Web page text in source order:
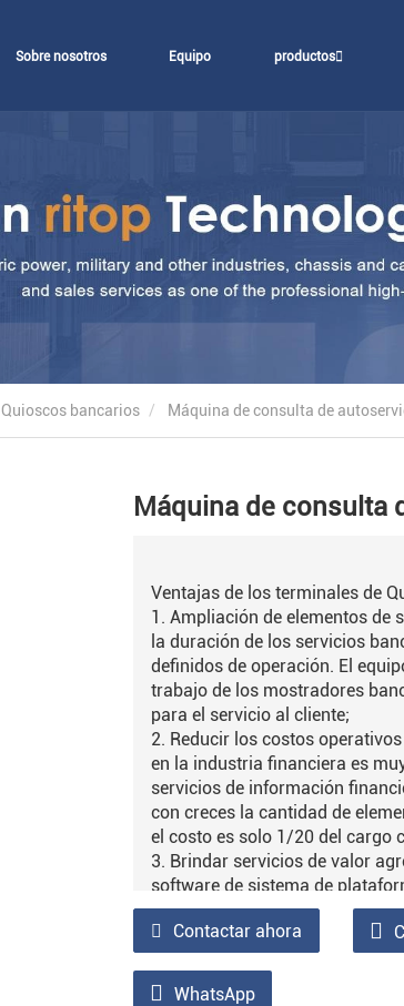
Sobre nosotros Equipo productos
Quioscos bancarios Máquina de consulta de
Máquina de consulta
Ventajas de los terminales de
1. Ampliación de elementos de
la duración de los servicios
definidos de operación. El
trabajo de los mostradores
para el servicio al cliente;
2. Reducir los costos
en la industria financiera es
servicios de información
con creces la cantidad de
el costo es solo 1/20 del cargo
3. Brindar servicios de valor
software de sistema de
electricidad,
público;
Contactar ahora
WhatsApp